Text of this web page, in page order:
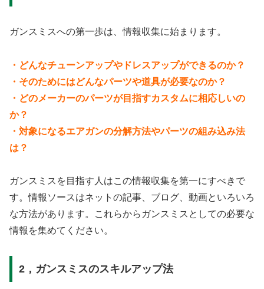
ガンスミスへの第一歩は、情報収集に始まります。
・どんなチューンアップやドレスアップができるのか？
・そのためにはどんなパーツや道具が必要なのか？
・どのメーカーのパーツが目指すカスタムに相応しいの
か？
・対象になるエアガンの分解方法やパーツの組み込み法
は？
ガンスミスを目指す人はこの情報収集を第一にすべきで
す。情報ソースはネットの記事、ブログ、動画といろいろ
な方法があります。これらからガンスミスとしての必要な
情報を集めてください。
2，ガンスミスのスキルアップ法